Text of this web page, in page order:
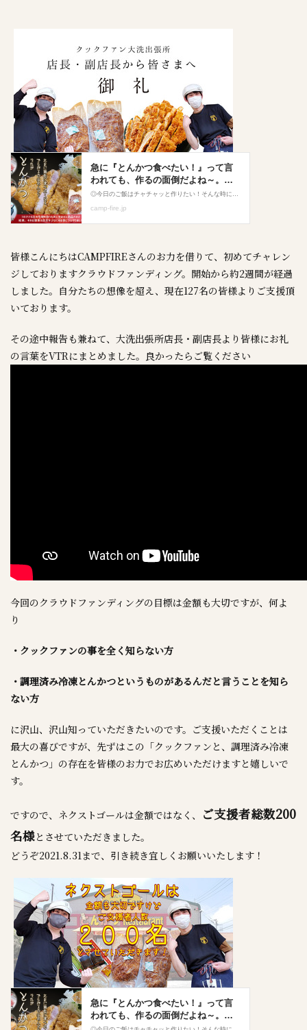
皆様こんにちはCAMPFIREさんのお力を借りて、初めてチャレン
ジしておりますクラウドファンディング。開始から約2週間が経過
しました。自分たちの想像を超え、現在127名の皆様よりご支援頂
いております。
その途中報告も兼ねて、大洗出張所店長・副店長より皆様にお礼
の言葉をVTRにまとめました。良かったらご覧ください
今回のクラウドファンディングの目標は金額も大切ですが、何よ
り
・クックファンの事を全く知らない方
・調理済み冷凍とんかつというものがあるんだと言うことを知ら
ない方
に沢山、沢山知っていただきたいのです。ご支援いただくことは
最大の喜びですが、先ずはこの「クックファンと、調理済み冷凍
とんかつ」の存在を皆様のお力でお広めいただけますと嬉しいで
す。
ですので、ネクストゴールは金額ではなく、
ご支援者総数200
名様とさせていただきました。
どうぞ2021.8.31まで、引き続き宜しくお願いいたします！